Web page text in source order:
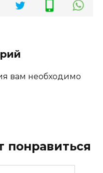
вам необходимо
понравиться